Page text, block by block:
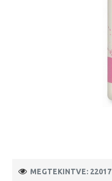
MEGTEKINTVE: 22017